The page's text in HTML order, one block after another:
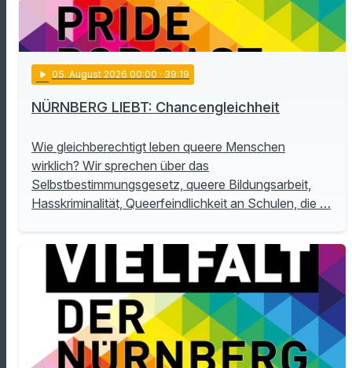
play_arrow 05. August 2026 00:00 · 39:19
NÜRNBERG LIEBT: Chancengleichheit
Wie gleichberechtigt leben queere Menschen
wirklich? Wir sprechen über das
Selbstbestimmungsgesetz, queere Bildungsarbeit,
Hasskriminalität, Queerfeindlichkeit an Schulen, die …